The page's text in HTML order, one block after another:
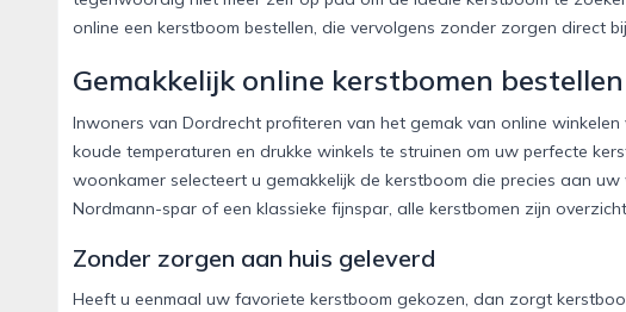
online een kerstboom bestellen, die vervolgens zonder zorgen direct
Gemakkelijk online kerstbomen
Inwoners van Dordrecht profiteren van het gemak van online
koude temperaturen en drukke winkels te struinen om uw perfecte
woonkamer selecteert u gemakkelijk de kerstboom die precies aan
Nordmann-spar of een klassieke fijnspar, alle kerstbomen zijn
Zonder zorgen aan huis geleverd
Heeft u eenmaal uw favoriete kerstboom gekozen, dan zorgt